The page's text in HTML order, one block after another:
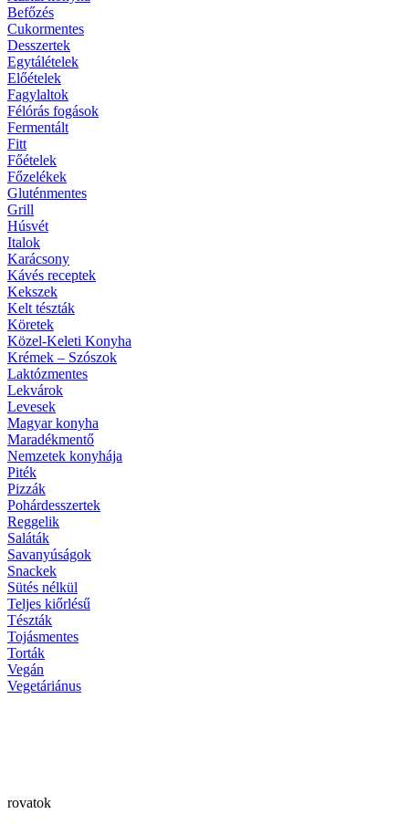
Befőzés
Cukormentes
Desszertek
Egytálételek
Előételek
Fagylaltok
Félórás fogások
Fermentált
Fitt
Főételek
Főzelékek
Gluténmentes
Grill
Húsvét
Italok
Karácsony
Kávés receptek
Kekszek
Kelt tészták
Köretek
Közel-Keleti Konyha
Krémek – Szószok
Laktózmentes
Lekvárok
Levesek
Magyar konyha
Maradékmentő
Nemzetek konyhája
Piték
Pizzák
Pohárdesszertek
Reggelik
Saláták
Savanyúságok
Snackek
Sütés nélkül
Teljes kiőrlésű
Tészták
Tojásmentes
Torták
Vegán
Vegetáriánus
rovatok